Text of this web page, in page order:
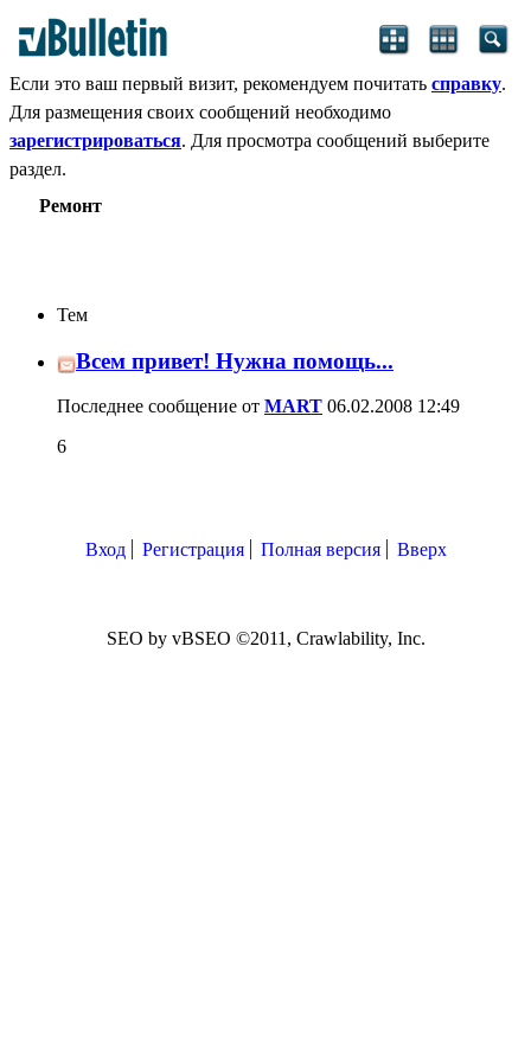
Если это ваш первый визит, рекомендуем почитать справку.
Для размещения своих сообщений необходимо
зарегистрироваться. Для просмотра сообщений выберите
раздел.
Ремонт
Тем
Всем привет! Нужна помощь...
Последнее сообщение от MART 06.02.2008 12:49
6
Вход Регистрация Полная версия Вверх
SEO by vBSEO ©2011, Crawlability, Inc.